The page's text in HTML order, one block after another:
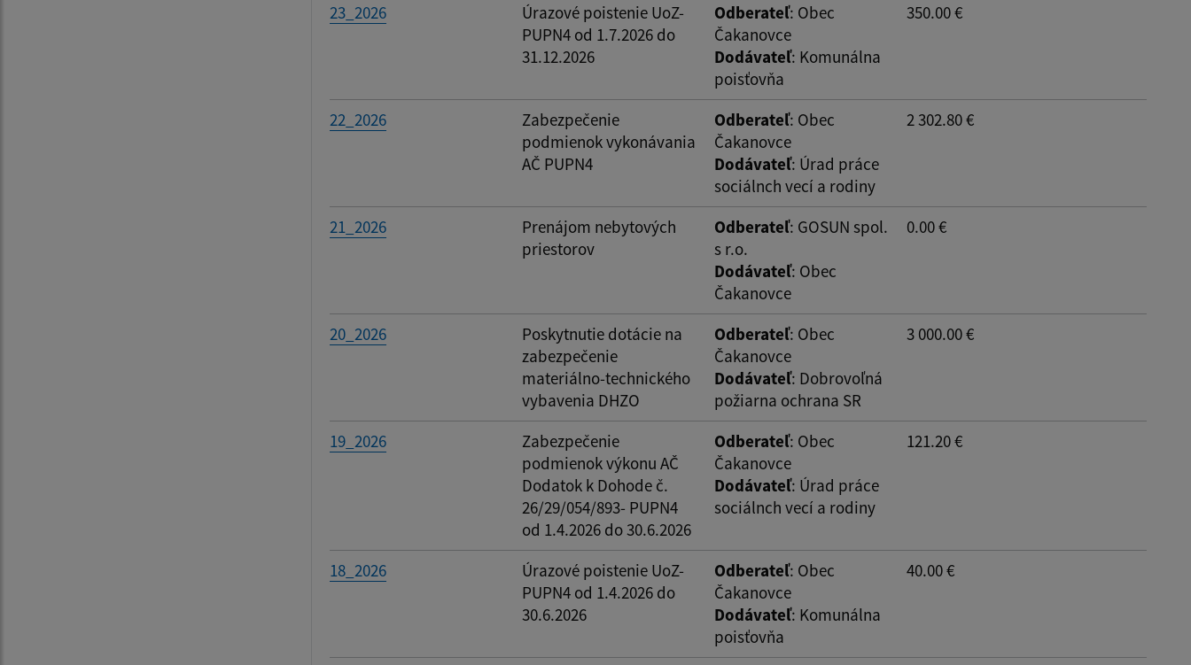
23_2026
Úrazové poistenie UoZ-
PUPN4 od 1.7.2026 do
31.12.2026
Odberateľ: Obec
Čakanovce
Dodávateľ: Komunálna
poisťovňa
350.00 €
22_2026
Zabezpečenie
podmienok vykonávania
AČ PUPN4
Odberateľ: Obec
Čakanovce
Dodávateľ: Úrad práce
sociálnch vecí a rodiny
2 302.80 €
21_2026
Prenájom nebytových
priestorov
Odberateľ: GOSUN spol.
s r.o.
Dodávateľ: Obec
Čakanovce
0.00 €
20_2026
Poskytnutie dotácie na
zabezpečenie
materiálno-technického
vybavenia DHZO
Odberateľ: Obec
Čakanovce
Dodávateľ: Dobrovoľná
požiarna ochrana SR
3 000.00 €
19_2026
Zabezpečenie
podmienok výkonu AČ
Dodatok k Dohode č.
26/29/054/893- PUPN4
od 1.4.2026 do 30.6.2026
Odberateľ: Obec
Čakanovce
Dodávateľ: Úrad práce
sociálnch vecí a rodiny
121.20 €
18_2026
Úrazové poistenie UoZ-
PUPN4 od 1.4.2026 do
30.6.2026
Odberateľ: Obec
Čakanovce
Dodávateľ: Komunálna
poisťovňa
40.00 €